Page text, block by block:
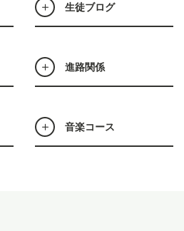
生徒ブログ
進路関係
音楽コース